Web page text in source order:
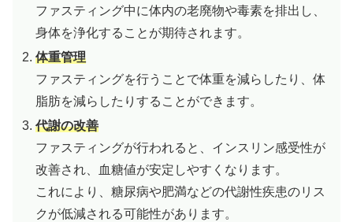
ファスティング中に体内の老廃物や毒素を排出し、
身体を浄化することが期待されます。
体重管理
ファスティングを行うことで体重を減らしたり、体
脂肪を減らしたりすることができます。
代謝の改善
ファスティングが行われると、インスリン感受性が
改善され、血糖値が安定しやすくなります。
これにより、糖尿病や肥満などの代謝性疾患のリス
クが低減される可能性があります。